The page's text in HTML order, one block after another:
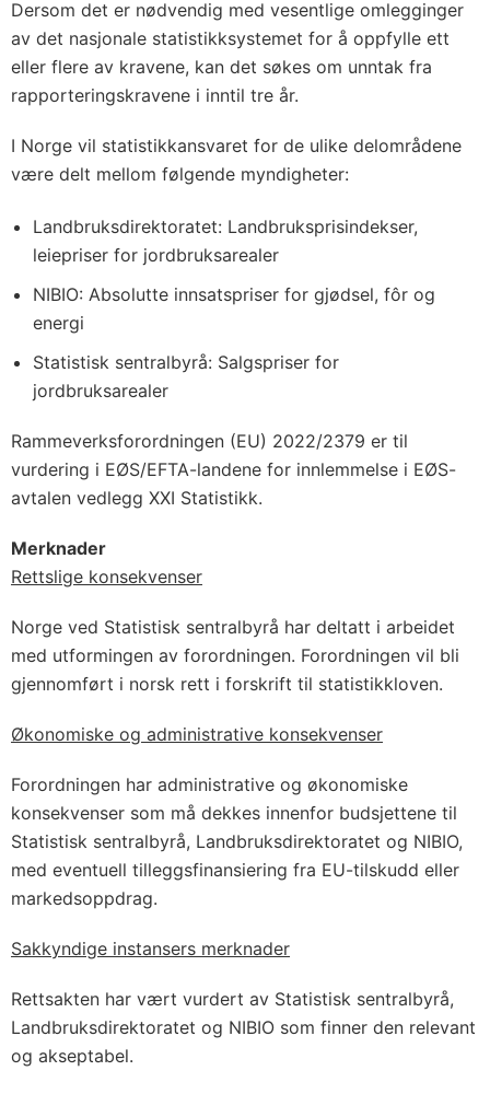
Dersom det er nødvendig med vesentlige omlegginger
av det nasjonale statistikksystemet for å oppfylle ett
eller flere av kravene, kan det søkes om unntak fra
rapporteringskravene i inntil tre år.
I Norge vil statistikkansvaret for de ulike delområdene
være delt mellom følgende myndigheter:
Landbruksdirektoratet: Landbruksprisindekser,
leiepriser for jordbruksarealer
NIBIO: Absolutte innsatspriser for gjødsel, fôr og
energi
Statistisk sentralbyrå: Salgspriser for
jordbruksarealer
Rammeverksforordningen (EU) 2022/2379 er til
vurdering i EØS/EFTA-landene for innlemmelse i EØS-
avtalen vedlegg XXI Statistikk.
Merknader
Rettslige konsekvenser
Norge ved Statistisk sentralbyrå har deltatt i arbeidet
med utformingen av forordningen. Forordningen vil bli
gjennomført i norsk rett i forskrift til statistikkloven.
Økonomiske og administrative konsekvenser
Forordningen har administrative og økonomiske
konsekvenser som må dekkes innenfor budsjettene til
Statistisk sentralbyrå, Landbruksdirektoratet og NIBIO,
med eventuell tilleggsfinansiering fra EU-tilskudd eller
markedsoppdrag.
Sakkyndige instansers merknader
Rettsakten har vært vurdert av Statistisk sentralbyrå,
Landbruksdirektoratet og NIBIO som finner den relevant
og akseptabel.